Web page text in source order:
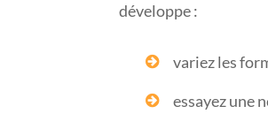
développe :
variez les
essayez une